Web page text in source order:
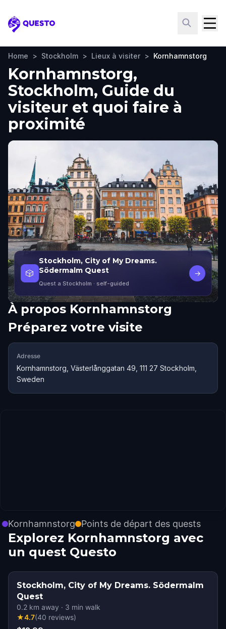
Questo
Home > Stockholm > Lieux à visiter > Kornhamnstorg
Kornhamnstorg,
Stockholm, Guide du
visiteur et quoi faire à
proximité
🎲
Stockholm, City of My Dreams.
Södermalm Quest
Quest a Stockholm · self-guided
→
À propos Kornhamnstorg
Préparez votre visite
Adresse
Kornhamnstorg, Västerlånggatan 49, 111 27 Stockholm,
Sweden
Kornhamnstorg Points de départ des quests
Explorez Kornhamnstorg avec
un quest Questo
Stockholm, City of My Dreams. Södermalm
Quest
0.2 km away · 3 min walk
★4.7(40 reviews)